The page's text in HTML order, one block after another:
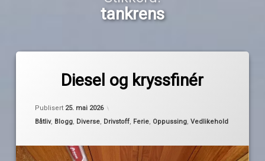
tankrens
Diesel og kryssfinér
Publisert 25. mai 2026
Kategorier:
Båtliv, Blogg, Diverse, Drivstoff, Ferie, Oppussing,Vedlikehold
dørkluker
dørkplatetr
kommentar
og
kryssfinér